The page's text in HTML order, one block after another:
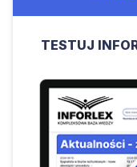
TESTUJ